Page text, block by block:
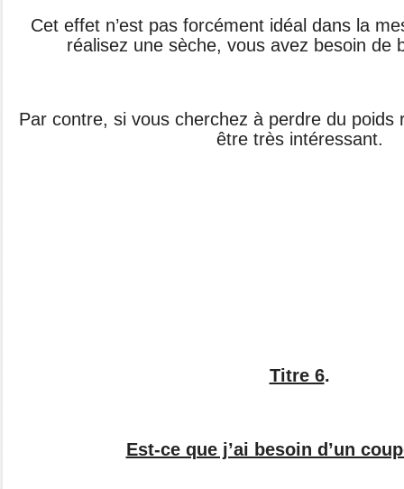
Cet effet n’est pas forcément idéal dans la
réalisez une sèche, vous avez besoin de
Par contre, si vous cherchez à perdre du poids
être très intéressant.
Titre 6.
Est-ce que j’ai besoin d’un